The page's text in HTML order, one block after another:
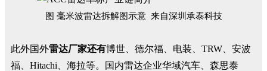
图 毫米波雷达拆解图示意 来自深圳承泰科技
此外国外雷达厂家还有博世、德尔福、电装、TRW、安波
福、Hitachi、海拉等。国内雷达企业华域汽车、森思泰